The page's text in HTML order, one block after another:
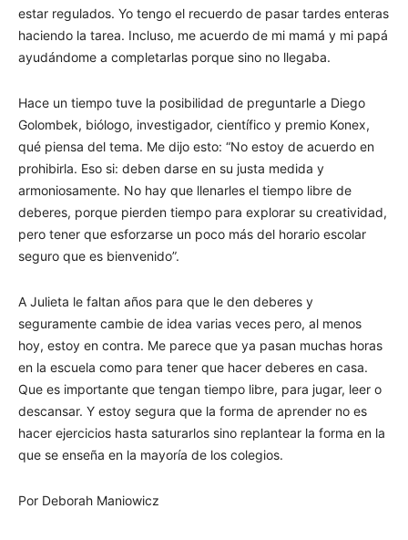
estar regulados. Yo tengo el recuerdo de pasar tardes enteras
haciendo la tarea. Incluso, me acuerdo de mi mamá y mi papá
ayudándome a completarlas porque sino no llegaba.
Hace un tiempo tuve la posibilidad de preguntarle a Diego
Golombek, biólogo, investigador, científico y premio Konex,
qué piensa del tema. Me dijo esto: “No estoy de acuerdo en
prohibirla. Eso si: deben darse en su justa medida y
armoniosamente. No hay que llenarles el tiempo libre de
deberes, porque pierden tiempo para explorar su creatividad,
pero tener que esforzarse un poco más del horario escolar
seguro que es bienvenido”.
A Julieta le faltan años para que le den deberes y
seguramente cambie de idea varias veces pero, al menos
hoy, estoy en contra. Me parece que ya pasan muchas horas
en la escuela como para tener que hacer deberes en casa.
Que es importante que tengan tiempo libre, para jugar, leer o
descansar. Y estoy segura que la forma de aprender no es
hacer ejercicios hasta saturarlos sino replantear la forma en la
que se enseña en la mayoría de los colegios.
Por Deborah Maniowicz